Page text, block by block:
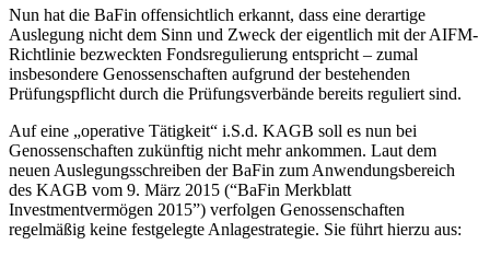
Nun hat die BaFin offensichtlich erkannt, dass eine derartige
Auslegung nicht dem Sinn und Zweck der eigentlich mit der AIFM-
Richtlinie bezweckten Fondsregulierung entspricht – zumal
insbesondere Genossenschaften aufgrund der bestehenden
Prüfungspflicht durch die Prüfungsverbände bereits reguliert sind.
Auf eine „operative Tätigkeit“ i.S.d. KAGB soll es nun bei
Genossenschaften zukünftig nicht mehr ankommen. Laut dem
neuen Auslegungsschreiben der BaFin zum Anwendungsbereich
des KAGB vom 9. März 2015 (“BaFin Merkblatt
Investmentvermögen 2015”) verfolgen Genossenschaften
regelmäßig keine festgelegte Anlagestrategie. Sie führt hierzu aus: